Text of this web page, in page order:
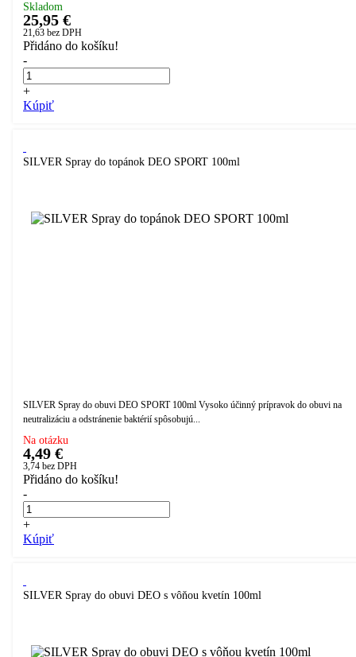
Skladom
25,95 €
21,63 bez DPH
Přidáno do košíku!
-
+
Kúpiť
SILVER Spray do topánok DEO SPORT 100ml
SILVER Spray do obuvi DEO SPORT 100ml Vysoko účinný prípravok do obuvi na
neutralizáciu a odstránenie baktérií spôsobujú...
Na otázku
4,49 €
3,74 bez DPH
Přidáno do košíku!
-
+
Kúpiť
SILVER Spray do obuvi DEO s vôňou kvetín 100ml